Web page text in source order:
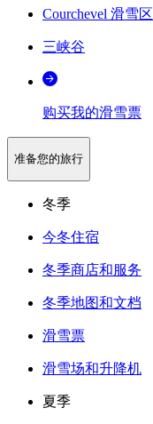
Courchevel 滑雪区
三峡谷
购买我的滑雪票
准备您的旅行
冬季
今冬住宿
冬季商店和服务
冬季地图和文档
滑雪票
滑雪场和升降机
夏季